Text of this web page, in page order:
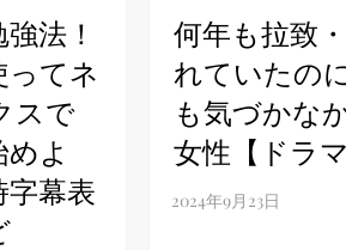
法！
ってネ
スで
よ
字幕表
何年も拉致
れていたの
も気づかな
女性【ドラマ